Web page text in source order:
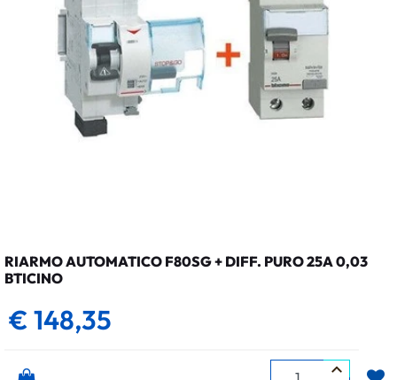
RIARMO AUTOMATICO F80SG + DIFF. PURO 25A 0,03
BTICINO
€ 148,35
Quantità